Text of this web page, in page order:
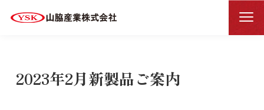
HOME 新着情報一覧
2023年2月新製品ご案内